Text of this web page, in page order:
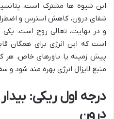
این شیوه ها مشترک است،
شفای درون، کاهش استرس و
و در نهایت، تعالی روح است. یکی
است که این انرژی برای همگان
پیش زمینه یا باورهای خاص. هر
منبع لایزال انرژی بهره مند شود و
درجه اول ریکی:
درون